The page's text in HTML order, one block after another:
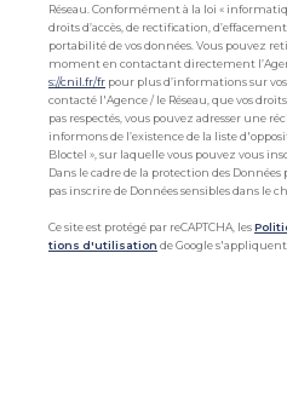
Réseau. Conformément à la loi «
droits d’accès, de rectification,
portabilité de vos données. Vous pouvez
moment en contactant directement
s://cnil.fr/fr pour plus d’informations sur
contacté l'Agence / le Réseau, que vos
pas respectés, vous pouvez adresser une
informons de l’existence de la liste
Bloctel », sur laquelle vous pouvez vous
Dans le cadre de la protection des
pas inscrire de Données sensibles dans le
Ce site est protégé par reCAPTCHA, les
tions d'utilisation de Google s'appliquent.